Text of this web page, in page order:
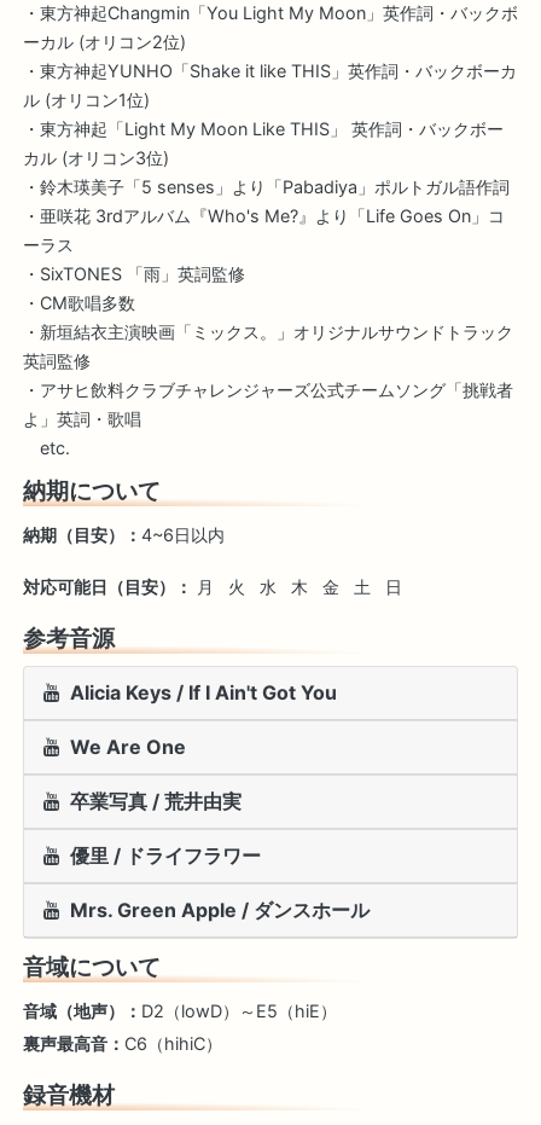
・東方神起Changmin「You Light My Moon」英作詞・バックボ
ーカル (オリコン2位)
・東方神起YUNHO「Shake it like THIS」英作詞・バックボーカ
ル (オリコン1位)
・東方神起「Light My Moon Like THIS」 英作詞・バックボー
カル (オリコン3位)
・鈴木瑛美子「5 senses」より「Pabadiya」ポルトガル語作詞
・亜咲花 3rdアルバム『Who's Me?』より「Life Goes On」コ
ーラス
・SixTONES 「雨」英詞監修
・CM歌唱多数
・新垣結衣主演映画「ミックス。」オリジナルサウンドトラック
英詞監修
・アサヒ飲料クラブチャレンジャーズ公式チームソング「挑戦者
よ」英詞・歌唱
etc.
納期について
納期（目安）： 4~6日以内
対応可能日（目安）： 月 火 水 木 金 土 日
参考音源
Alicia Keys / If I Ain't Got You
We Are One
卒業写真 / 荒井由実
優里 / ドライフラワー
Mrs. Green Apple / ダンスホール
音域について
音域（地声）： D2（lowD）～E5（hiE）
裏声最高音： C6（hihiC）
録音機材